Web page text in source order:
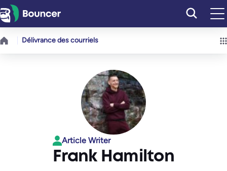
Aller
au
contenu
Délivrance des courriels
Article Writer
Frank Hamilton